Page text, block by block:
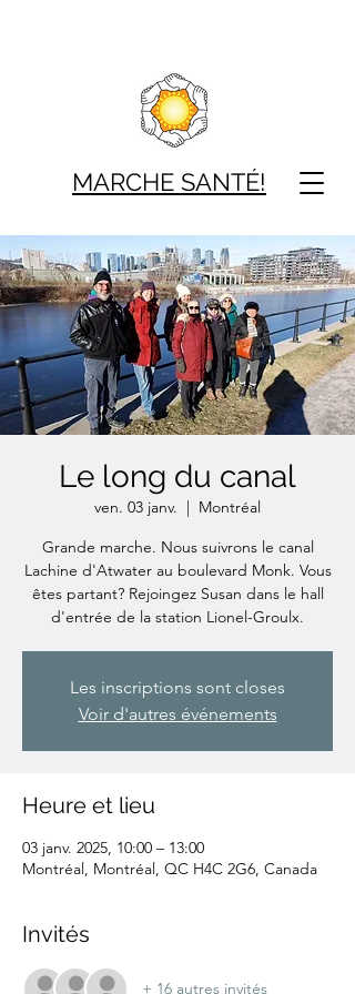
MARCHE SANTÉ!
Le long du canal
ven. 03 janv.
  |
Montréal
Grande marche. Nous suivrons le canal
Lachine d'Atwater au boulevard Monk. Vous
êtes partant? Rejoingez Susan dans le hall
d'entrée de la station Lionel-Groulx.
Les inscriptions sont closes
Voir d'autres événements
Heure et lieu
03 janv. 2025, 10:00 – 13:00
Montréal, Montréal, QC H4C 2G6, Canada
Invités
+ 16 autres invités